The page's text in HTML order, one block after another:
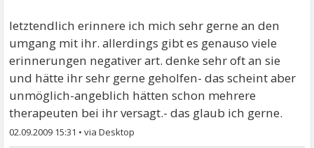
letztendlich erinnere ich mich sehr gerne an den
umgang mit ihr. allerdings gibt es genauso viele
erinnerungen negativer art. denke sehr oft an sie
und hätte ihr sehr gerne geholfen- das scheint aber
unmöglich-angeblich hätten schon mehrere
therapeuten bei ihr versagt.- das glaub ich gerne.
02.09.2009 15:31 •